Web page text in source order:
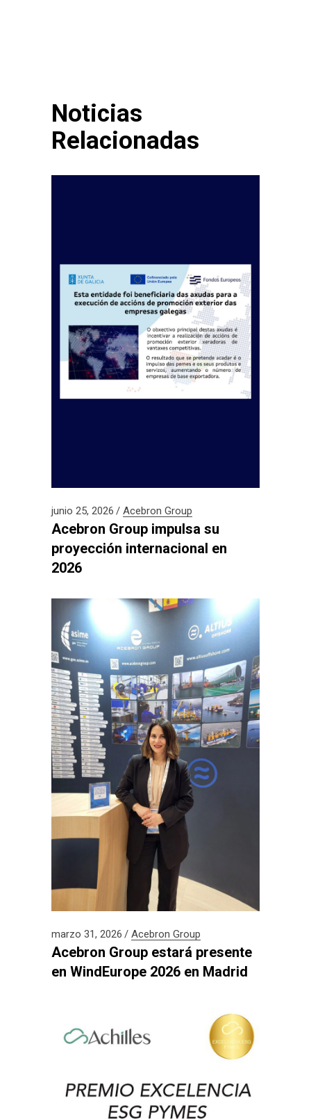
Noticias
Relacionadas
junio 25, 2026 Acebron Group
Acebron Group impulsa su
proyección internacional en
2026
marzo 31, 2026 Acebron Group
Acebron Group estará presente
en WindEurope 2026 en Madrid